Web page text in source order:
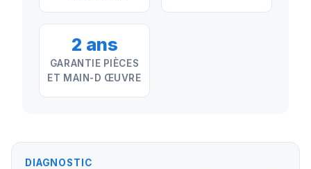
2 ans
GARANTIE PIÈCES
ET MAIN-D ŒUVRE
DIAGNOSTIC